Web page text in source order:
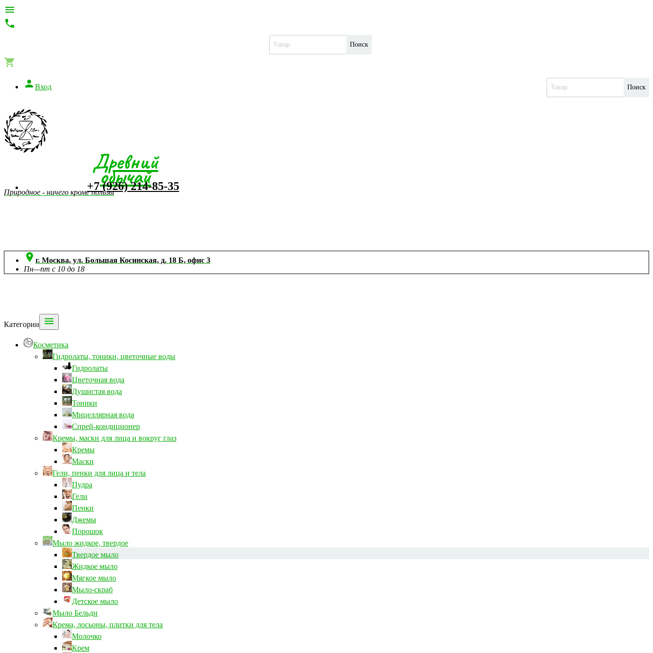


Поиск

Поиск
 Вход
Древний
обычай
Природное - ничего кроме пользы+7 (926) 214-85-35
 г. Москва, ул. Большая Косинская, д. 18 Б, офис 3
Пн—пт с 10 до 18
Категории 
Косметика
Гидролаты, тоники, цветочные воды
Гидролаты
Цветочная вода
Душистая вода
Тоники
Мицеллярная вода
Спрей-кондиционер
Кремы, маски для лица и вокруг глаз
Кремы
Маски
Гели, пенки для лица и тела
Пудра
Гели
Пенки
Джемы
Порошок
Мыло жидкое, твердое
Твердое мыло
Жидкое мыло
Мягкое мыло
Мыло-скраб
Детское мыло
Мыло Бельди
Крема, лосьоны, плитки для тела
Молочко
Крем